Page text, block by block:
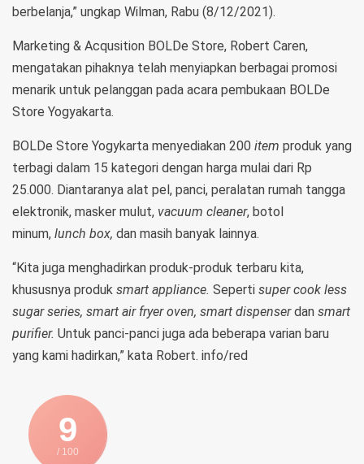
berbelanja,” ungkap Wilman, Rabu (8/12/2021).
Marketing & Acqusition BOLDe Store, Robert Caren,
mengatakan pihaknya telah menyiapkan berbagai promosi
menarik untuk pelanggan pada acara pembukaan BOLDe
Store Yogyakarta.
BOLDe Store Yogykarta menyediakan 200 item produk yang
terbagi dalam 15 kategori dengan harga mulai dari Rp
25.000. Diantaranya alat pel, panci, peralatan rumah tangga
elektronik, masker mulut, vacuum cleaner, botol
minum, lunch box, dan masih banyak lainnya.
“Kita juga menghadirkan produk-produk terbaru kita,
khususnya produk smart appliance. Seperti super cook less
sugar series, smart air fryer oven, smart dispenserdan smart
purifier. Untuk panci-panci juga ada beberapa varian baru
yang kami hadirkan,” kata Robert. info/red
9
/ 100